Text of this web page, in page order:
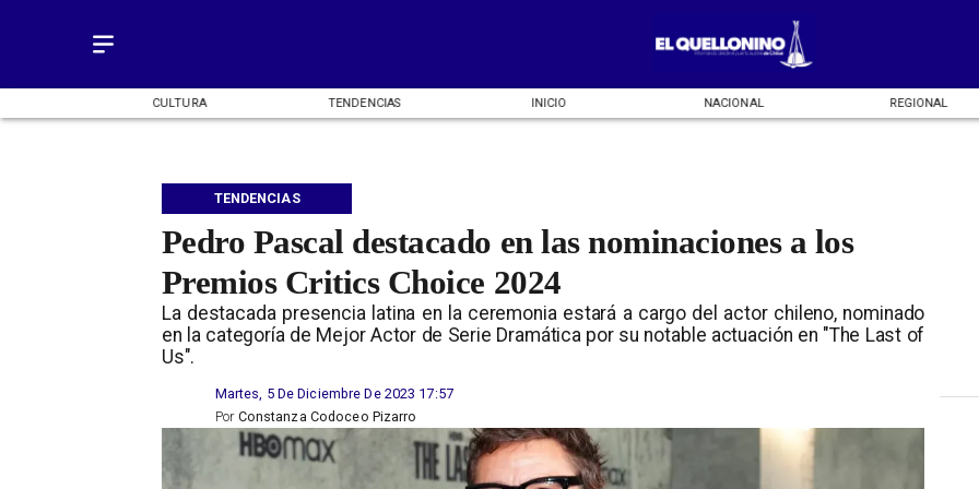
CULTURA TENDENCIAS INICIO NACIONAL REGIONAL
Pedro Pascal destacado en las nominaciones a los
Premios Critics Choice 2024
La destacada presencia latina en la ceremonia estará a cargo del actor chileno, nominado
en la categoría de Mejor Actor de Serie Dramática por su notable actuación en "The Last of
Us".
TENDENCIAS
Martes, 5 De Diciembre De 2023 17:57
Constanza Codoceo Pizarro
Por